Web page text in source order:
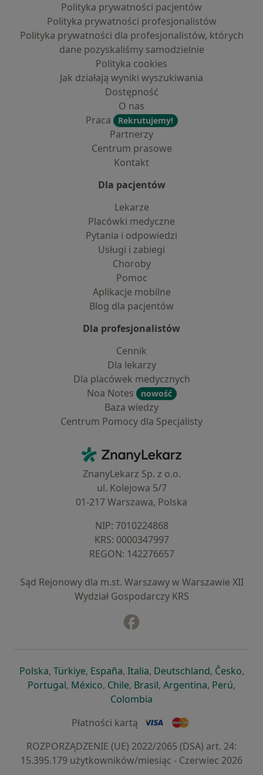
Polityka prywatności pacjentów
Polityka prywatności profesjonalistów
Polityka prywatności dla profesjonalistów, których
dane pozyskaliśmy samodzielnie
Polityka cookies
Jak działają wyniki wyszukiwania
Dostępność
O nas
Praca
Rekrutujemy!
Partnerzy
Centrum prasowe
Kontakt
Dla pacjentów
Lekarze
Placówki medyczne
Pytania i odpowiedzi
Usługi i zabiegi
Choroby
Pomoc
Aplikacje mobilne
Blog dla pacjentów
Dla profesjonalistów
Cennik
Dla lekarzy
Dla placówek medycznych
Noa Notes
nowość
Baza wiedzy
Centrum Pomocy dla Specjalisty
ZnanyLekarz - Strona główna
ZnanyLekarz Sp. z o.o.
ul. Kolejowa 5/7
01-217 Warszawa, Polska
NIP: ⁠7010224868
KRS: ⁠0000347997
REGON: ⁠142276657
Sąd Rejonowy dla m.st. Warszawy w Warszawie XII
Wydział Gospodarczy KRS
Polskaotwiera się w nowej karcie
, Türkiyeotwiera się w nowej karcie
, Españaotwiera się w nowej karcie
, Italiaotwiera się w nowej
, Deutschlandotwiera się
, Česko,
Portugalotwiera się w nowej karcie
, Méxicootwiera się w nowej karcie
, Chileotwiera się w nowej karcie
, Brasilotwiera się w nowej
, Argentinaotwiera się
, Perú,
Colombia
Płatności kartą
ROZPORZĄDZENIE (UE) 2022/2065 (DSA) art. 24:
15.395.179 użytkowników/miesiąc - Czerwiec 2026